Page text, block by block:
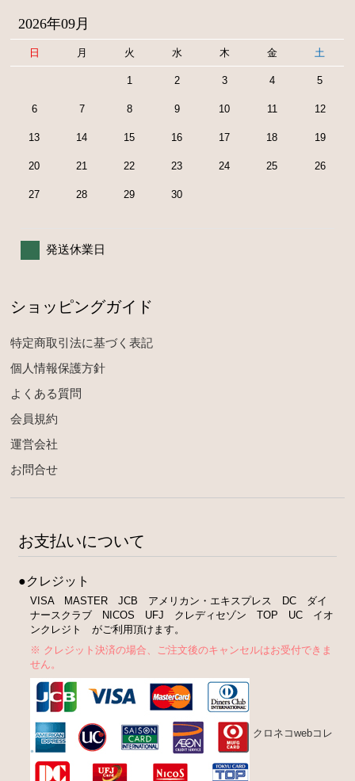
2026年09月
日 月 火 水 木 金 土
1 2 3 4 5
6 7 8 9 10 11 12
13 14 15 16 17 18 19
20 21 22 23 24 25 26
27 28 29 30
発送休業日
ショッピングガイド
特定商取引法に基づく表記
個人情報保護方針
よくある質問
会員規約
運営会社
お問合せ
お支払いについて
●クレジット
VISA MASTER JCB アメリカン・エキスプレス DC ダイ
ナースクラブ NICOS UFJ クレディセゾン TOP UC イオ
ンクレジト がご利用頂けます。
※ クレジット決済の場合、ご注文後のキャンセルはお受付できま
せん。
クロネコwebコレ